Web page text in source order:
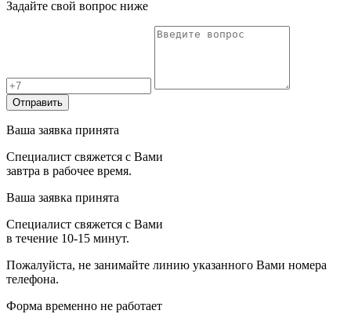
Задайте свой вопрос ниже
Отправить
Ваша заявка принята
Специалист свяжется с Вами
завтра в рабочее время.
Ваша заявка принята
Специалист свяжется с Вами
в течение 10-15 минут.
Пожалуйста, не занимайте линию указанного Вами номера
телефона.
Форма временно не работает